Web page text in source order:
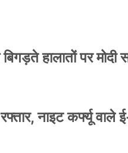
बिगड़ते हालातों पर
नाइट कर्फ्यू वाले